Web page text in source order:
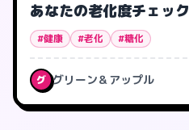
あなたの老化度チェック
#健康 #老化 #糖化
グ グリーン＆アップル